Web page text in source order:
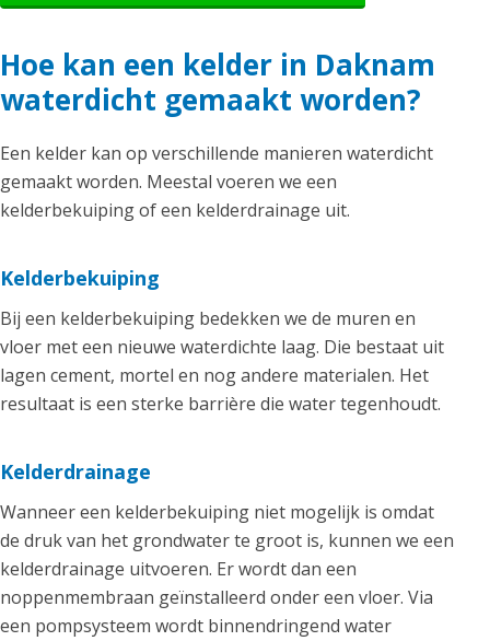
Hoe kan een kelder in Daknam
waterdicht gemaakt worden?
Een kelder kan op verschillende manieren waterdicht
gemaakt worden. Meestal voeren we een
kelderbekuiping of een kelderdrainage uit.
Kelderbekuiping
Bij een kelderbekuiping bedekken we de muren en
vloer met een nieuwe waterdichte laag. Die bestaat uit
lagen cement, mortel en nog andere materialen. Het
resultaat is een sterke barrière die water tegenhoudt.
Kelderdrainage
Wanneer een kelderbekuiping niet mogelijk is omdat
de druk van het grondwater te groot is, kunnen we een
kelderdrainage uitvoeren. Er wordt dan een
noppenmembraan geïnstalleerd onder een vloer. Via
een pompsysteem wordt binnendringend water